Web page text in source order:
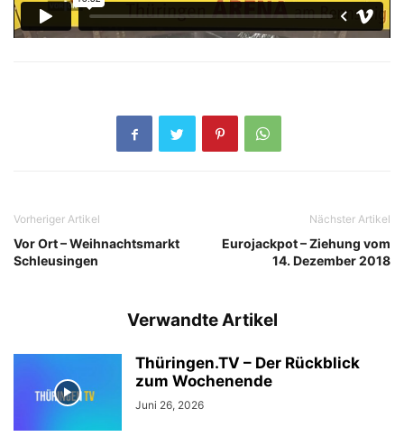
Vorheriger Artikel
Vor Ort – Weihnachtsmarkt
Schleusingen
Nächster Artikel
Eurojackpot – Ziehung vom
14. Dezember 2018
Verwandte Artikel
Thüringen.TV – Der Rückblick
zum Wochenende
Juni 26, 2026